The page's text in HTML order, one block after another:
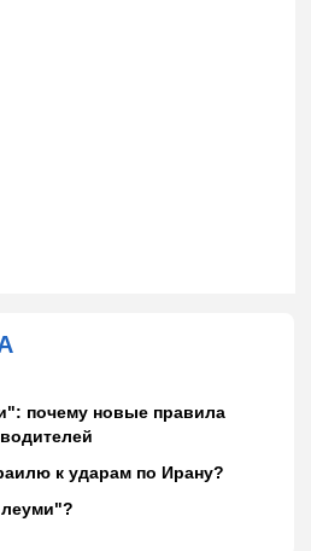
почему новые правила
к ударам по Ирану?